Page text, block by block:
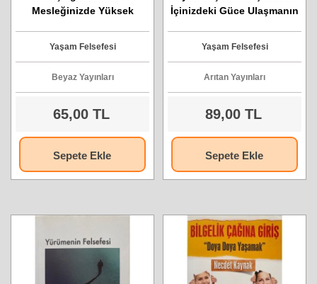
Mesleğinizde Yüksek
Yaşam Felsefesi
Beyaz Yayınları
65,00 TL
Sepete Ekle
İçinizdeki Güce Ulaşmanın
Yaşam Felsefesi
Arıtan Yayınları
89,00 TL
Sepete Ekle